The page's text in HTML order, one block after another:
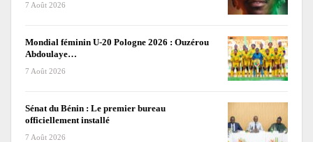
7 Août 2026
Mondial féminin U-20 Pologne 2026 : Ouzérou
Abdoulaye…
7 Août 2026
Sénat du Bénin : Le premier bureau
officiellement installé
7 Août 2026